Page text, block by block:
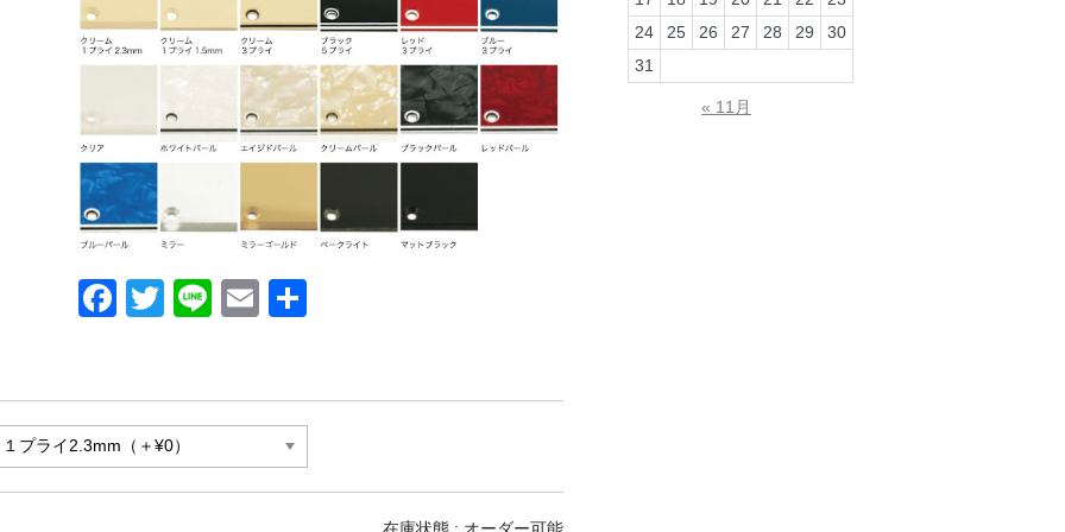
F
e
b
o
T
er
Li
E
24
25 26 27 28 29
30
31
« 11月